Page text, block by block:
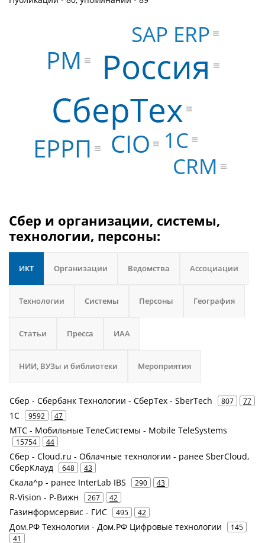
СберТех
Россия
ЕРРП CIO
PM
1С
CRM
SAP ERP
Сбер и организации, системы,
технологии, персоны:
ИКТ Организации Ведомства Ассоциации
Технологии Системы Персоны География
Статьи Пресса ИАА
НИИ, ВУЗы и библиотеки Мероприятия
Сбер - Сбербанк Технологии - СберТех - SberTech 807 77
1С 9592 47
МТС - Мобильные ТелеСистемы - Mobile TeleSystems
15754 44
Сбер - Cloud.ru - Облачные технологии - ранее SberCloud,
СберКлауд
648 43
Скала^р - ранее InterLab IBS 290 43
R-Vision - Р-Вижн 267 42
Газинформсервис - ГИС 495 42
Дом.РФ Технологии - Дом.РФ Цифровые технологии
145
41